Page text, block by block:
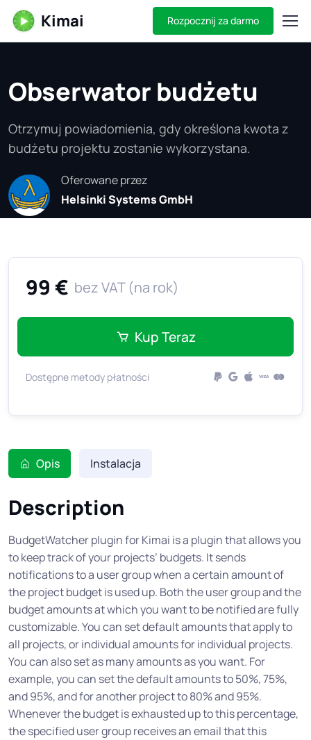
Kimai Rozpocznij za darmo
Obserwator budżetu
Otrzymuj powiadomienia, gdy określona kwota z
budżetu projektu zostanie wykorzystana.
Oferowane przez
Helsinki Systems GmbH
99 € bez VAT (na rok)
Kup Teraz
Dostępne metody płatności
Opis Instalacja
Description
BudgetWatcher plugin for Kimai is a plugin that allows you
to keep track of your projects’ budgets. It sends
notifications to a user group when a certain amount of
the project budget is used up. Both the user group and the
budget amounts at which you want to be notified are fully
customizable. You can set default amounts that apply to
all projects, or individual amounts for individual projects.
You can also set as many amounts as you want. For
example, you can set the default amounts to 50%, 75%,
and 95%, and for another project to 80% and 95%.
Whenever the budget is exhausted up to this percentage,
the specified user group receives an email that this